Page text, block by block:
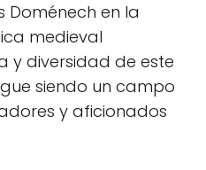
Doménech en la
medieval
y diversidad de este
siendo un campo
y aficionados